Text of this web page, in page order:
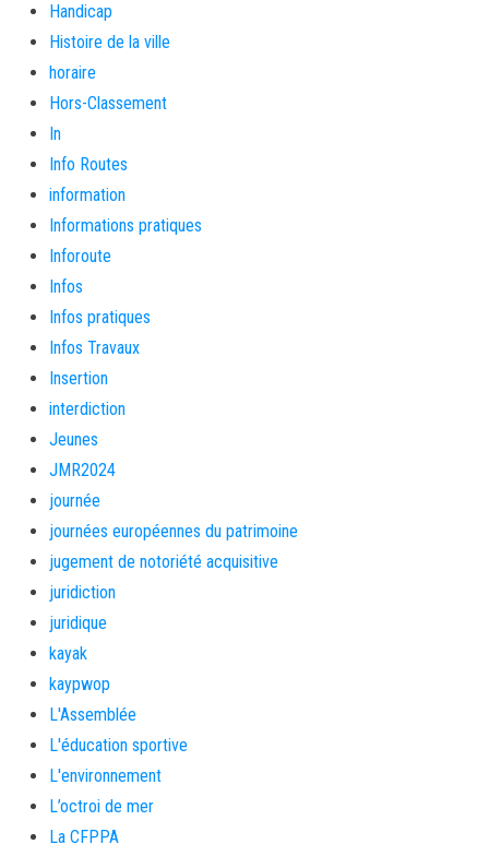
Handicap
Histoire de la ville
horaire
Hors-Classement
In
Info Routes
information
Informations pratiques
Inforoute
Infos
Infos pratiques
Infos Travaux
Insertion
interdiction
Jeunes
JMR2024
journée
journées européennes du patrimoine
jugement de notoriété acquisitive
juridiction
juridique
kayak
kaypwop
L'Assemblée
L'éducation sportive
L'environnement
L’octroi de mer
La CFPPA